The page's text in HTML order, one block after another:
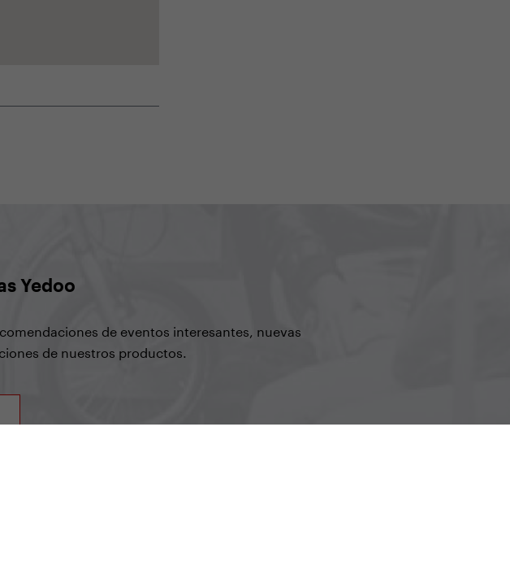
Yedoo
de eventos interesantes, nuevas
de nuestros productos.